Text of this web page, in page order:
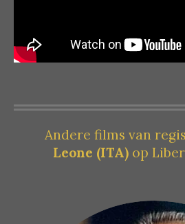
Andere films van
Leone (ITA) op